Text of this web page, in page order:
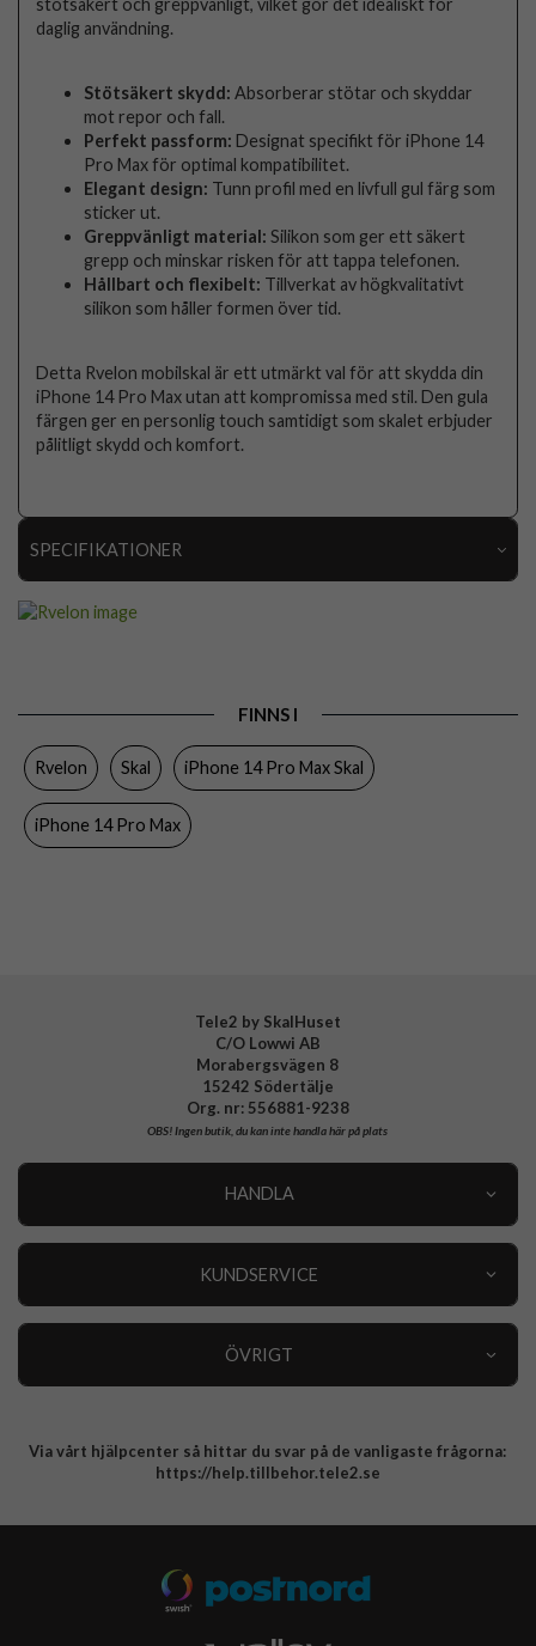
daglig användning.
Stötsäkert skydd: Absorberar stötar och skyddar
mot repor och fall.
Perfekt passform: Designat specifikt för iPhone 14
Pro Max för optimal kompatibilitet.
Elegant design: Tunn profil med en livfull gul färg som
sticker ut.
Greppvänligt material: Silikon som ger ett säkert
grepp och minskar risken för att tappa telefonen.
Hållbart och flexibelt: Tillverkat av högkvalitativt
silikon som håller formen över tid.
Detta Rvelon mobilskal är ett utmärkt val för att skydda din
iPhone 14 Pro Max utan att kompromissa med stil. Den gula
färgen ger en personlig touch samtidigt som skalet erbjuder
pålitligt skydd och komfort.
SPECIFIKATIONER
Färg
Varumärke
FINNS I
Rvelon Skal iPhone 14 Pro Max Skal
iPhone 14 Pro Max
Tele2 by SkalHuset
C/O Lowwi AB
Morabergsvägen 8
15242 Södertälje
Org. nr: 556881-9238
OBS!Ingen butik, du kan inte handla här på plats
HANDLA
KUNDSERVICE
ÖVRIGT
Integritetspolicy
Via vårt hjälpcenter så hittar du svar på de vanligaste frågorna:
https://help.tillbehor.tele2.se